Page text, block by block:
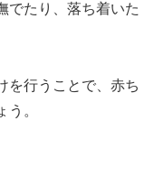
でたり、落ち着いた
を行うことで、赤ち
。